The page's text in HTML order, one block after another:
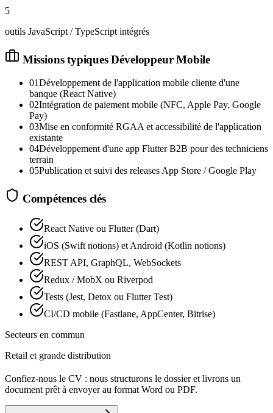
5
outils JavaScript / TypeScript intégrés
Missions typiquesDéveloppeur Mobile
01Développement de l'application mobile cliente d'une
banque (React Native)
02Intégration de paiement mobile (NFC, Apple Pay, Google
Pay)
03Mise en conformité RGAA et accessibilité de l'application
existante
04Développement d'une app Flutter B2B pour des techniciens
terrain
05Publication et suivi des releases App Store / Google Play
Compétences clés
React Native ou Flutter (Dart)
iOS (Swift notions) et Android (Kotlin notions)
REST API, GraphQL, WebSockets
Redux / MobX ou Riverpod
Tests (Jest, Detox ou Flutter Test)
CI/CD mobile (Fastlane, AppCenter, Bitrise)
Secteurs en commun
Retail et grande distribution
Confiez-nous le CV : nous structurons le dossier et livrons un
document prêt à envoyer au format Word ou PDF.